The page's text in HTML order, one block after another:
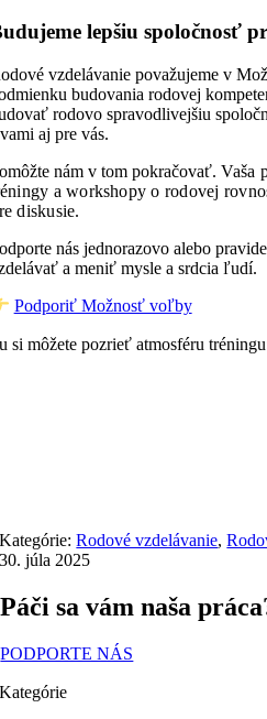
lepšiu spoločnosť
vzdelávanie považujeme v
budovania rodovej
rodovo spravodlivejšiu
aj pre vás.
nám v tom pokračovať.Vaša
a workshopy o rodovej
diskusie.
nás jednorazovo alebo
a meniť mysle a srdcia ľudí.
Podporiť Možnosť voľby
si môžete pozrieť atmosféru
Kategórie:Rodové vzdelávanie,
30. júla 2025
Páči sa vám naša
PODPORTE NÁS
Kategórie